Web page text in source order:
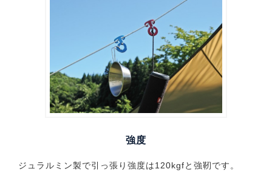
強度
ジュラルミン製で引っ張り強度は120kgfと強靭です。